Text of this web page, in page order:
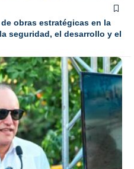
obras estratégicas en la
seguridad, el desarrollo y el